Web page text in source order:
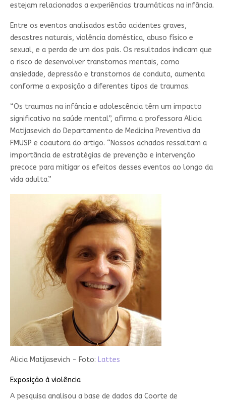
estejam relacionados a experiências traumáticas na infância.
Entre os eventos analisados estão acidentes graves,
desastres naturais, violência doméstica, abuso físico e
sexual, e a perda de um dos pais. Os resultados indicam que
o risco de desenvolver transtornos mentais, como
ansiedade, depressão e transtornos de conduta, aumenta
conforme a exposição a diferentes tipos de traumas.
“Os traumas na infância e adolescência têm um impacto
significativo na saúde mental”, afirma a professora Alicia
Matijasevich do Departamento de Medicina Preventiva da
FMUSP e coautora do artigo. “Nossos achados ressaltam a
importância de estratégias de prevenção e intervenção
precoce para mitigar os efeitos desses eventos ao longo da
vida adulta.”
Alicia Matijasevich - Foto: Lattes
Exposição à violência
A pesquisa analisou a base de dados da Coorte de